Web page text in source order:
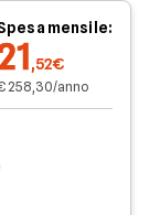
mensile:
,52€
258,30/anno